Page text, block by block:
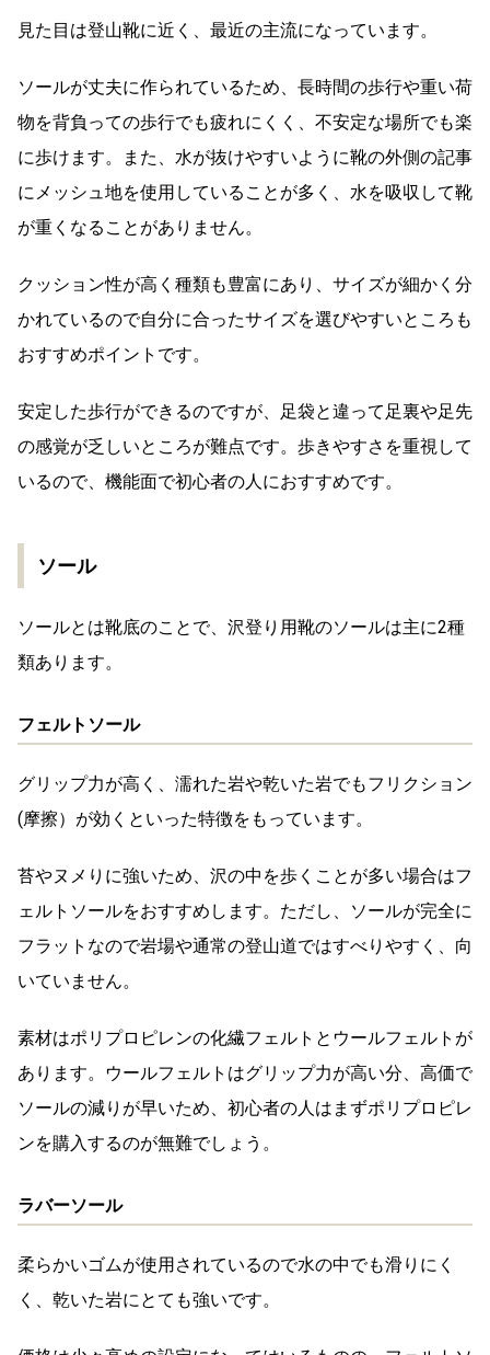
見た目は登山靴に近く、最近の主流になっています。
ソールが丈夫に作られているため、長時間の歩行や重い荷
物を背負っての歩行でも疲れにくく、不安定な場所でも楽
に歩けます。また、水が抜けやすいように靴の外側の記事
にメッシュ地を使用していることが多く、水を吸収して靴
が重くなることがありません。
クッション性が高く種類も豊富にあり、サイズが細かく分
かれているので自分に合ったサイズを選びやすいところも
おすすめポイントです。
安定した歩行ができるのですが、足袋と違って足裏や足先
の感覚が乏しいところが難点です。歩きやすさを重視して
いるので、機能面で初心者の人におすすめです。
ソール
ソールとは靴底のことで、沢登り用靴のソールは主に2種
類あります。
フェルトソール
グリップ力が高く、濡れた岩や乾いた岩でもフリクション
(摩擦）が効くといった特徴をもっています。
苔やヌメりに強いため、沢の中を歩くことが多い場合はフ
ェルトソールをおすすめします。ただし、ソールが完全に
フラットなので岩場や通常の登山道ではすべりやすく、向
いていません。
素材はポリプロピレンの化繊フェルトとウールフェルトが
あります。ウールフェルトはグリップ力が高い分、高価で
ソールの減りが早いため、初心者の人はまずポリプロピレ
ンを購入するのが無難でしょう。
ラバーソール
柔らかいゴムが使用されているので水の中でも滑りにく
く、乾いた岩にとても強いです。